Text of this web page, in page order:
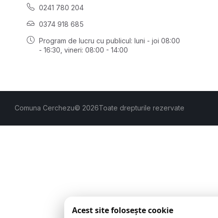
0241 780 204
0374 918 685
Program de lucru cu publicul: luni - joi 08:00
- 16:30 , vineri: 08:00 - 14:00
Comuna Cerchezu© 2026Toate drepturile rezervate
Acest site folosește cookie